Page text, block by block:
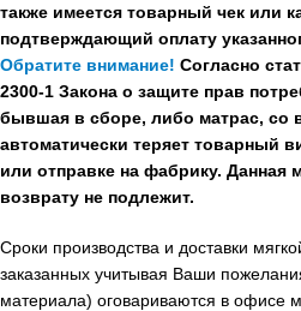
также имеется товарный чек или
подтверждающий оплату
Обратите внимание! Согласно
2300-1 Закона о защите прав
бывшая в сборе, либо матрас, со
автоматически теряет товарный
или отправке на фабрику. Данная
возврату не подлежит.
Сроки производства и доставки
заказанных учитывая Ваши
материала) оговариваются в офисе